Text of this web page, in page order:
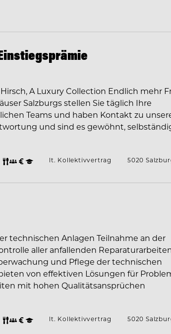
A Luxury Collection Endlich mehr
Salzburgs stellen Sie täglich Ihre
Teams und haben Kontakt zu
und sind es gewöhnt,
lt. Kollektivvertrag 5020
technischen Anlagen Teilnahme an der
aller anfallenden
und Pflege der technischen
von effektiven Lösungen für
mit hohen Qualitätsansprüchen
lt. Kollektivvertrag 5020